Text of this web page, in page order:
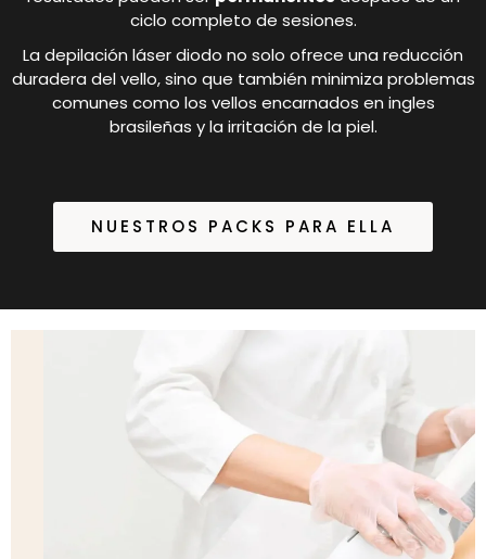
ciclo completo de sesiones.
La depilación láser diodo no solo ofrece una reducción
duradera del vello, sino que también minimiza problemas
comunes como los vellos encarnados en ingles
brasileñas y la irritación de la piel.
NUESTROS PACKS PARA ELLA